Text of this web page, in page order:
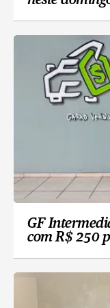
GF
com R$ 250